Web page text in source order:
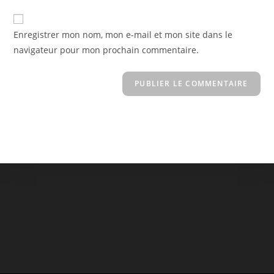
comment
de
votre
(facultatif)
Enregistrer mon nom, mon e-mail et mon site dans le
navigateur pour mon prochain commentaire.